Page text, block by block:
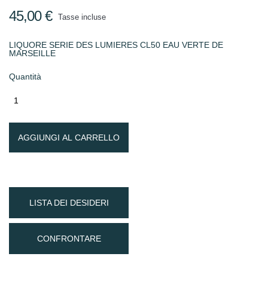
45,00 € Tasse incluse
LIQUORE SERIE DES LUMIERES CL50 EAU VERTE DE
MARSEILLE
Quantità
AGGIUNGI AL CARRELLO
LISTA DEI DESIDERI
CONFRONTARE